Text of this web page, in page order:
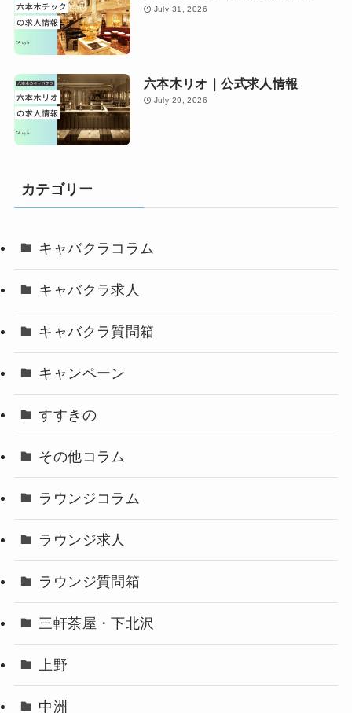
July 31, 2026
六本木リオ｜公式求人情報
July 29, 2026
カテゴリー
キャバクラコラム
キャバクラ求人
キャバクラ質問箱
キャンペーン
すすきの
その他コラム
ラウンジコラム
ラウンジ求人
ラウンジ質問箱
三軒茶屋・下北沢
上野
中洲